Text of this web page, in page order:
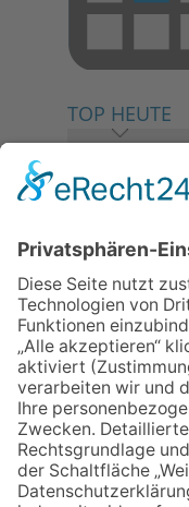
TOP HEUTE
30.07.2026
06.08.2026
06.08.2026
06.08.2026